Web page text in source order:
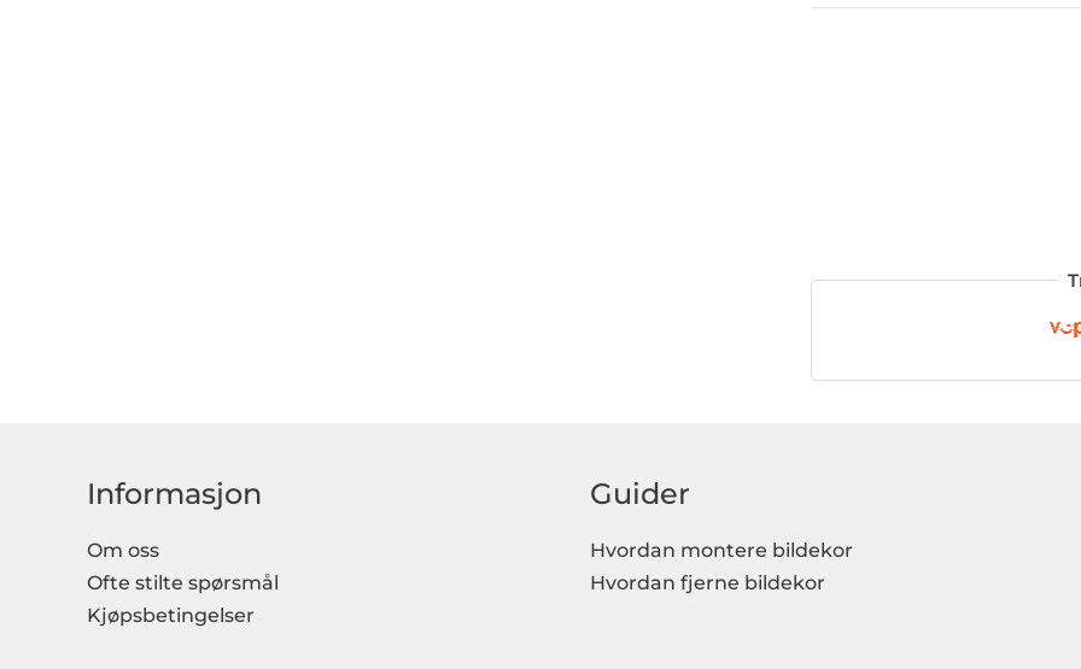
Informasjon
Om oss
Ofte stilte spørsmål
Kjøpsbetingelser
Guider
Hvordan montere bildekor
Hvordan fjerne bildekor